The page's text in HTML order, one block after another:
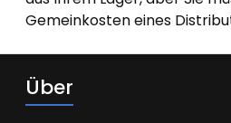
Gemeinkosten eines
Über